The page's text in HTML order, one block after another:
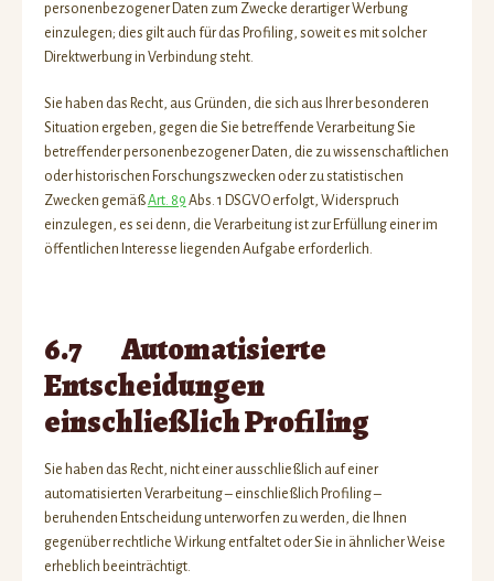
personenbezogener Daten zum Zwecke derartiger Werbung
einzulegen; dies gilt auch für das Profiling, soweit es mit solcher
Direktwerbung in Verbindung steht.
Sie haben das Recht, aus Gründen, die sich aus Ihrer besonderen
Situation ergeben, gegen die Sie betreffende Verarbeitung Sie
betreffender personenbezogener Daten, die zu wissenschaftlichen
oder historischen Forschungszwecken oder zu statistischen
Zwecken gemäßArt. 89 Abs. 1 DSGVO erfolgt, Widerspruch
einzulegen, es sei denn, die Verarbeitung ist zur Erfüllung einer im
öffentlichen Interesse liegenden Aufgabe erforderlich.
6.7 Automatisierte
Entscheidungen
einschließlich Profiling
Sie haben das Recht, nicht einer ausschließlich auf einer
automatisierten Verarbeitung – einschließlich Profiling –
beruhenden Entscheidung unterworfen zu werden, die Ihnen
gegenüber rechtliche Wirkung entfaltet oder Sie in ähnlicher Weise
erheblich beeinträchtigt.